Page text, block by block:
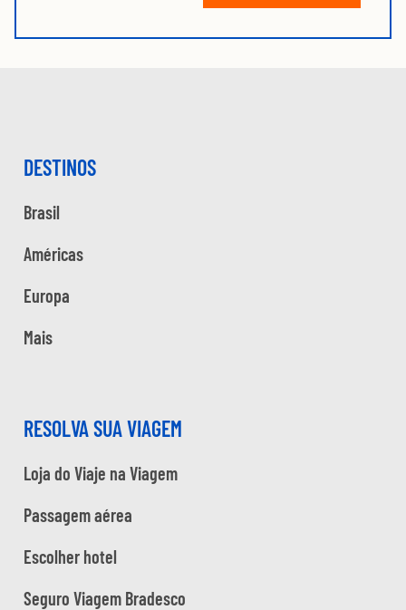
DESTINOS
Brasil
Américas
Europa
Mais
RESOLVA SUA VIAGEM
Loja do Viaje na Viagem
Passagem aérea
Escolher hotel
Seguro Viagem Bradesco